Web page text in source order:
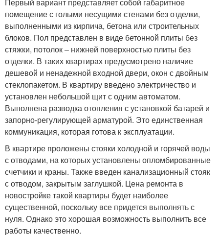
Первый вариант представляет собой габаритное
помещение с голыми несущими стенами без отделки,
выполненными из кирпича, бетона или строительных
блоков. Пол представлен в виде бетонной плиты без
стяжки, потолок – нижней поверхностью плиты без
отделки. В таких квартирах предусмотрено наличие
дешевой и ненадежной входной двери, окон с двойным
стеклопакетом. В квартиру введено электричество и
установлен небольшой щит с одним автоматом.
Выполнена разводка отопления с установкой батарей и
запорно-регулирующей арматурой. Это единственная
коммуникация, которая готова к эксплуатации.
В квартире проложены стояки холодной и горячей воды
с отводами, на которых установлены опломбированные
счетчики и краны. Также введен канализационный стояк
с отводом, закрытым заглушкой. Цена ремонта в
новостройке такой квартиры будет наиболее
существенной, поскольку все придется выполнять с
нуля. Однако это хорошая возможность выполнить все
работы качественно.